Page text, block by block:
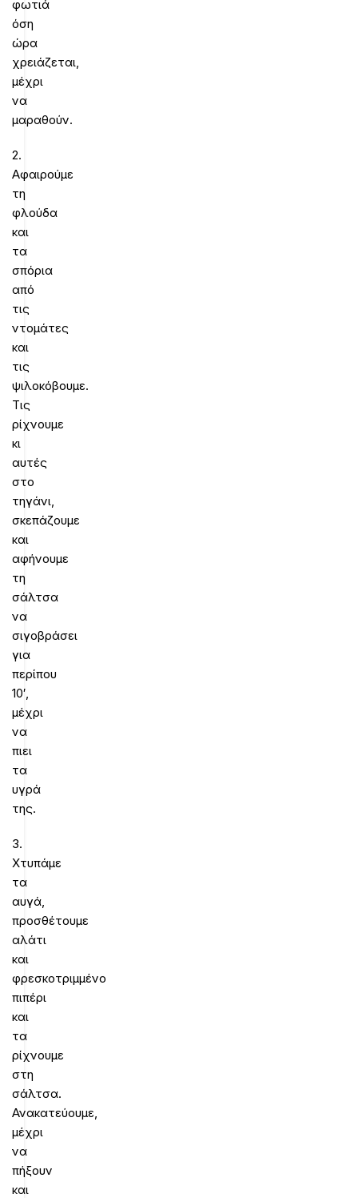
φωτιά
όση
ώρα
χρειάζεται,
μέχρι
να
μαραθούν.
2.
Αφαιρούμε
τη
φλούδα
και
τα
σπόρια
από
τις
ντομάτες
και
τις
ψιλοκόβουμε.
Τις
ρίχνουμε
κι
αυτές
στο
τηγάνι,
σκεπάζουμε
και
αφήνουμε
τη
σάλτσα
να
σιγοβράσει
για
περίπου
10′,
μέχρι
να
πιει
τα
υγρά
της.
3.
Χτυπάμε
τα
αυγά,
προσθέτουμε
αλάτι
και
φρεσκοτριμμένο
πιπέρι
και
τα
ρίχνουμε
στη
σάλτσα.
Ανακατεύουμε,
μέχρι
να
πήξουν
και